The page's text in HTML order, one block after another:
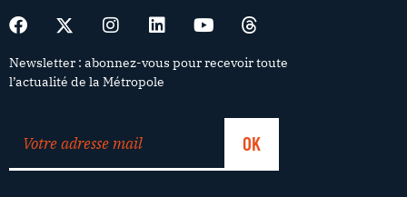
Newsletter : abonnez-vous pour recevoir toute
l’actualité de la Métropole